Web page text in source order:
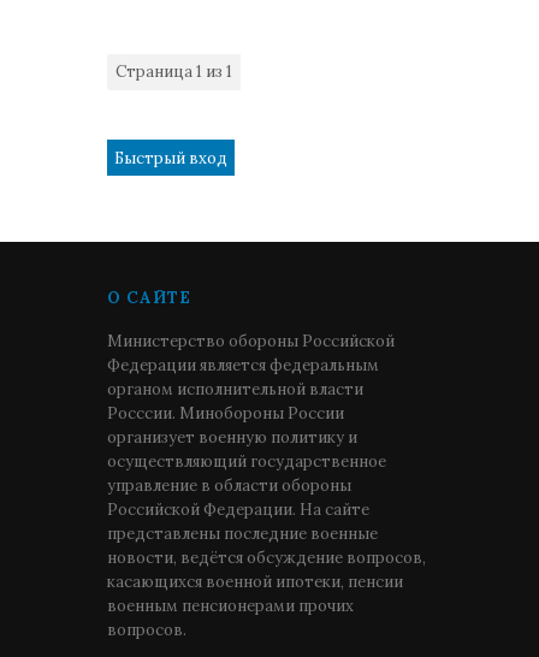
Страница1 из 1
О САЙТЕ
Министерство обороны Российской
Федерации является федеральным
органом исполнительной власти
Росссии. Минобороны России
организует военную политику и
осуществляющий государственное
управление в области обороны
Российской Федерации. На сайте
представлены последние военные
новости, ведётся обсуждение вопросов,
касающихся военной ипотеки, пенсии
военным пенсионерами прочих
вопросов.